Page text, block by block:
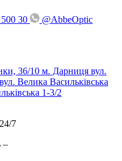
30
@AbbeOptic
36/10 м. Дарниця вул.
Велика Васильківська
1-3/2
7
–